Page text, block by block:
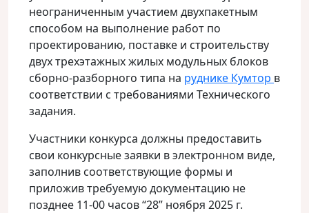
неограниченным участием двухпакетным
способом на выполнение работ по
проектированию, поставке и строительству
двух трехэтажных жилых модульных блоков
сборно-разборного типа на руднике Кумтор в
соответствии с требованиями Технического
задания.
Участники конкурса должны предоставить
свои конкурсные заявки в электронном виде,
заполнив соответствующие формы и
приложив требуемую документацию не
позднее 11-00 часов “28” ноября 2025 г.